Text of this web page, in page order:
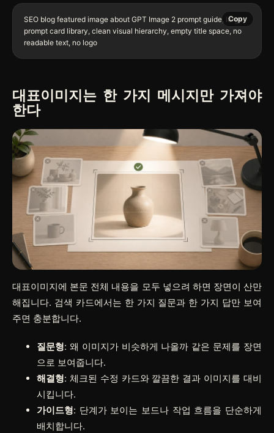
SEO blog featured image about GPT Image 2 prompt guide, large
prompt card library, clean visual hierarchy, empty title space, no
Copy
대표이미지는 한 가지 메시지만 가져야
한다
대표이미지에 본문 전체 내용을 모두 넣으려 하면 장면이 산만
해집니다. 검색 카드에서는 한 가지 질문과 한 가지 답만 보여
주면 충분합니다.
질문형: 왜 이미지가 비슷하게 나올까 같은 문제를 장면
으로 보여줍니다.
해결형: 체크된 수정 카드와 깔끔한 결과 이미지를 대비
시킵니다.
가이드형: 단계가 보이는 보드나 작업 흐름을 단순하게
배치합니다.